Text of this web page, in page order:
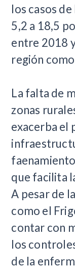
los casos
5,2 a 18,5
entre 2018
región
La falta de
zonas
exacerba el
que facilita
A pesar de
como el
contar con
los
de la